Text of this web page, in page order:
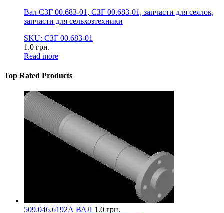
Вал СЗГ 00.683-01, СЗГ 00.683-01, запчасти для сеялок,
запчасти для сельхозтехники
SKU: СЗГ 00.683-01
1.0 грн.
Read more
Top Rated Products
509.046.6192А ВАЛ 1.0 грн.